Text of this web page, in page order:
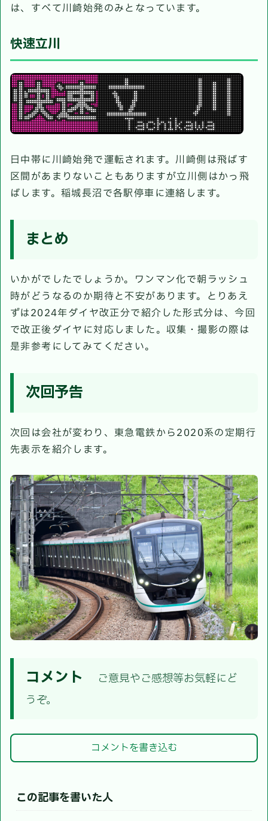
は、すべて川崎始発のみとなっています。
快速立川
日中帯に川崎始発で運転されます。川崎側は飛ばす
区間があまりないこともありますが立川側はかっ飛
ばします。稲城長沼で各駅停車に連絡します。
まとめ
いかがでしたでしょうか。ワンマン化で朝ラッシュ
時がどうなるのか期待と不安があります。とりあえ
ずは2024年ダイヤ改正分で紹介した形式分は、今回
で改正後ダイヤに対応しました。収集・撮影の際は
是非参考にしてみてください。
次回予告
次回は会社が変わり、東急電鉄から2020系の定期行
先表示を紹介します。
コメント
ご意見やご感想等お気軽にど
うぞ。
コメントを書き込む
この記事を書いた人